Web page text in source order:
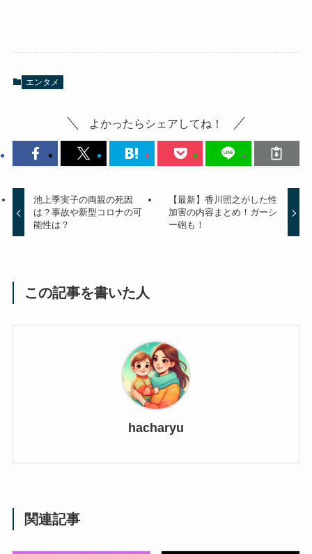
エンタメ
よかったらシェアしてね！
池上季実子の両親の死因
は？事故や新型コロナの可
能性は？
【最新】香川照之がした性
加害の内容まとめ！ガーシ
ー砲も！
この記事を書いた人
hacharyu
関連記事